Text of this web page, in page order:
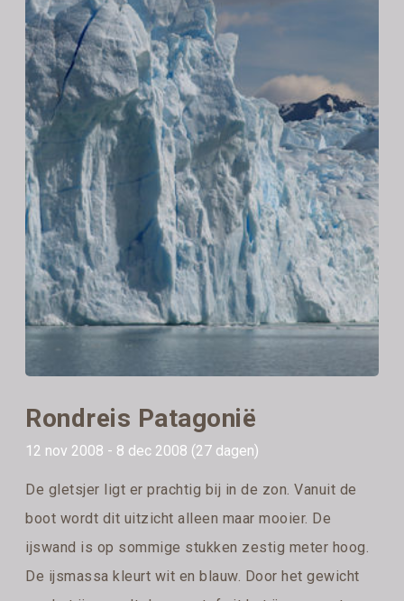
Rondreis Patagonië
12 nov 2008 - 8 dec 2008 (27 dagen)
De gletsjer ligt er prachtig bij in de zon. Vanuit de
boot wordt dit uitzicht alleen maar mooier. De
ijswand is op sommige stukken zestig meter hoog.
De ijsmassa kleurt wit en blauw. Door het gewicht